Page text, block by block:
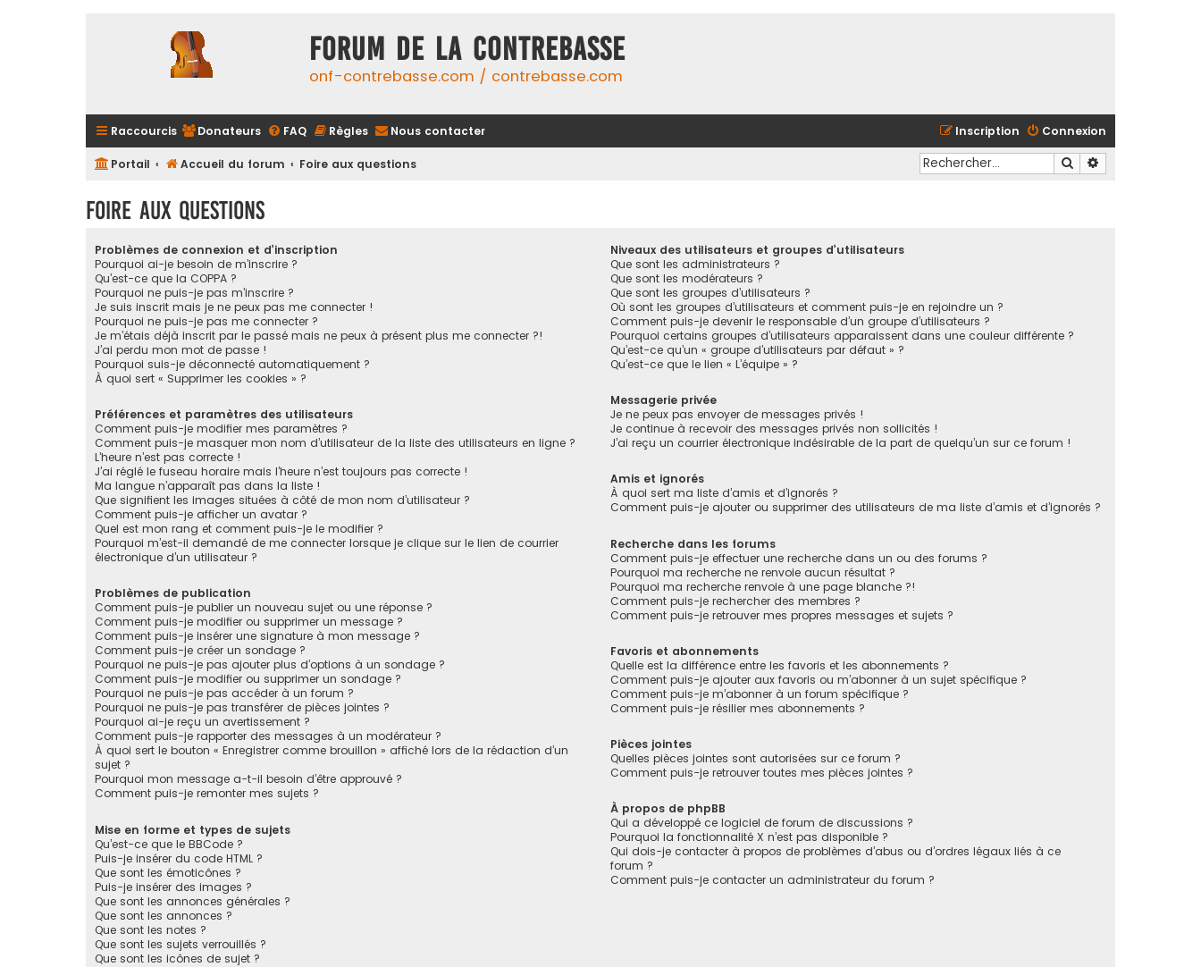
FORUM DE LA CONTREBASSE
onf-contrebasse.com / contrebasse.com
Raccourcis Donateurs FAQ Règles Nous contacter Connexion
Inscription
Portail Accueil du forum Foire aux questions Rechercher
Foire aux questions
Problèmes de connexion et d’inscription
Pourquoi ai-je besoin de m’inscrire ?
Qu’est-ce que la COPPA ?
Pourquoi ne puis-je pas m’inscrire ?
Je suis inscrit mais je ne peux pas me connecter !
Pourquoi ne puis-je pas me connecter ?
Je m’étais déjà inscrit par le passé mais ne peux à présent plus me connecter ?!
J’ai perdu mon mot de passe !
Pourquoi suis-je déconnecté automatiquement ?
À quoi sert « Supprimer les cookies » ?
Préférences et paramètres des utilisateurs
Comment puis-je modifier mes paramètres ?
Comment puis-je masquer mon nom d’utilisateur de la liste des utilisateurs en ligne ?
L’heure n’est pas correcte !
J’ai réglé le fuseau horaire mais l’heure n’est toujours pas correcte !
Ma langue n’apparaît pas dans la liste !
Que signifient les images situées à côté de mon nom d’utilisateur ?
Comment puis-je afficher un avatar ?
Quel est mon rang et comment puis-je le modifier ?
Pourquoi m’est-il demandé de me connecter lorsque je clique sur le lien de courrier
électronique d’un utilisateur ?
Problèmes de publication
Comment puis-je publier un nouveau sujet ou une réponse ?
Comment puis-je modifier ou supprimer un message ?
Comment puis-je insérer une signature à mon message ?
Comment puis-je créer un sondage ?
Pourquoi ne puis-je pas ajouter plus d’options à un sondage ?
Comment puis-je modifier ou supprimer un sondage ?
Pourquoi ne puis-je pas accéder à un forum ?
Pourquoi ne puis-je pas transférer de pièces jointes ?
Pourquoi ai-je reçu un avertissement ?
Comment puis-je rapporter des messages à un modérateur ?
À quoi sert le bouton « Enregistrer comme brouillon » affiché lors de la rédaction d’un
sujet ?
Pourquoi mon message a-t-il besoin d’être approuvé ?
Comment puis-je remonter mes sujets ?
Mise en forme et types de sujets
Qu’est-ce que le BBCode ?
Puis-je insérer du code HTML ?
Que sont les émoticônes ?
Puis-je insérer des images ?
Que sont les annonces générales ?
Que sont les annonces ?
Que sont les notes ?
Que sont les sujets verrouillés ?
Que sont les icônes de sujet ?
Niveaux des utilisateurs et groupes d’utilisateurs
Que sont les administrateurs ?
Que sont les modérateurs ?
Que sont les groupes d’utilisateurs ?
Où sont les groupes d’utilisateurs et comment puis-je en rejoindre un ?
Comment puis-je devenir le responsable d’un groupe d’utilisateurs ?
Pourquoi certains groupes d’utilisateurs apparaissent dans une couleur différente ?
Qu’est-ce qu’un « groupe d’utilisateurs par défaut » ?
Qu’est-ce que le lien « L’équipe » ?
Messagerie privée
Je ne peux pas envoyer de messages privés !
Je continue à recevoir des messages privés non sollicités !
J’ai reçu un courrier électronique indésirable de la part de quelqu’un sur ce forum !
Amis et ignorés
À quoi sert ma liste d’amis et d’ignorés ?
Comment puis-je ajouter ou supprimer des utilisateurs de ma liste d’amis et d’ignorés ?
Recherche dans les forums
Comment puis-je effectuer une recherche dans un ou des forums ?
Pourquoi ma recherche ne renvoie aucun résultat ?
Pourquoi ma recherche renvoie à une page blanche ?!
Comment puis-je rechercher des membres ?
Comment puis-je retrouver mes propres messages et sujets ?
Favoris et abonnements
Quelle est la différence entre les favoris et les abonnements ?
Comment puis-je ajouter aux favoris ou m’abonner à un sujet spécifique ?
Comment puis-je m’abonner à un forum spécifique ?
Comment puis-je résilier mes abonnements ?
Pièces jointes
Quelles pièces jointes sont autorisées sur ce forum ?
Comment puis-je retrouver toutes mes pièces jointes ?
À propos de phpBB
Qui a développé ce logiciel de forum de discussions ?
Pourquoi la fonctionnalité X n’est pas disponible ?
Qui dois-je contacter à propos de problèmes d’abus ou d’ordres légaux liés à ce
forum ?
Comment puis-je contacter un administrateur du forum ?